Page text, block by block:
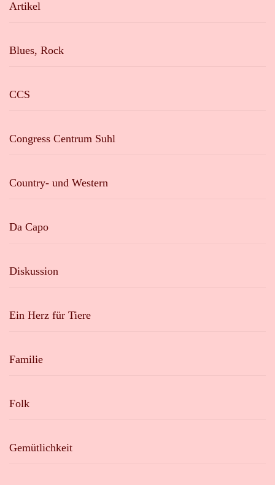
Artikel
Blues, Rock
CCS
Congress Centrum Suhl
Country- und Western
Da Capo
Diskussion
Ein Herz für Tiere
Familie
Folk
Gemütlichkeit